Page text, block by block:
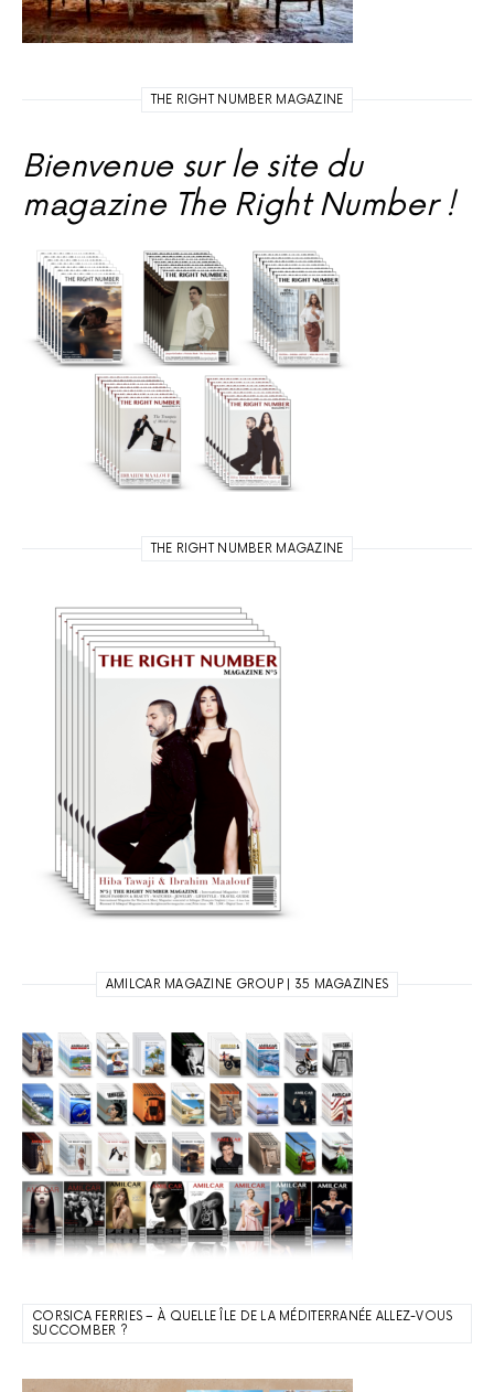
THE RIGHT NUMBER MAGAZINE
Bienvenue sur le site du
magazine The Right Number !
THE RIGHT NUMBER MAGAZINE
AMILCAR MAGAZINE GROUP | 35 MAGAZINES
CORSICA FERRIES – À QUELLE ÎLE DE LA MÉDITERRANÉE ALLEZ-VOUS
SUCCOMBER ?